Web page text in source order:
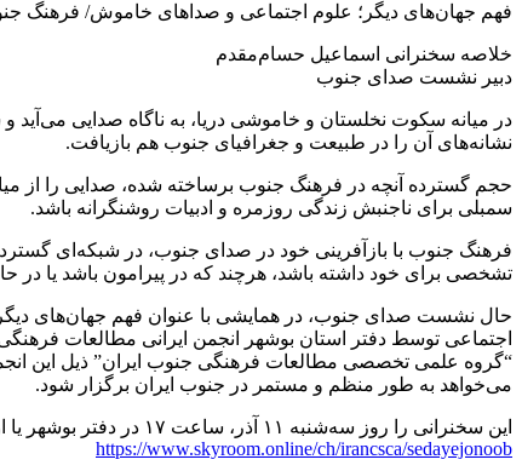
فهم جهان‌های دیگر؛ علوم اجتماعی و صداهای خاموش/ فرهنگ
خلاصه سخنرانی اسماعیل حسام‌مقدم
دبیر نشست صدای جنوب
در میانه سکوت نخلستان و خاموشی دریا، به ناگاه صدایی
نشانه‌های آن را در طبیعت و جغرافیای جنوب هم بازیافت.
حجم گسترده آنچه در فرهنگ جنوب برساخته شده، صدایی را از
سمبلی برای ناجنبش زندگی روزمره و ادبیات روشنگرانه باشد.
فرهنگ جنوب با بازآفرینی خود در صدای جنوب، در شبکه‌ای
تشخصی برای خود داشته باشد، هرچند که در پیرامون باشد یا در
حال نشست صدای جنوب، در همایشی با عنوان‌ فهم جهان‌های
اجتماعی توسط دفتر استان بوشهر انجمن ایرانی مطالعات
“گروه علمی تخصصی مطالعات فرهنگی جنوب ایران” ذیل این
می‌خواهد به طور منظم و مستمر در جنوب ایران برگزار شود.
این سخنرانی را روز سه‌شنبه ۱۱ آذر، ساعت ۱۷ در دفتر بوشهر یا از طریق لینک زیر بشنوید:
https://www.skyroom.online/ch/irancsca/sedayejonoob